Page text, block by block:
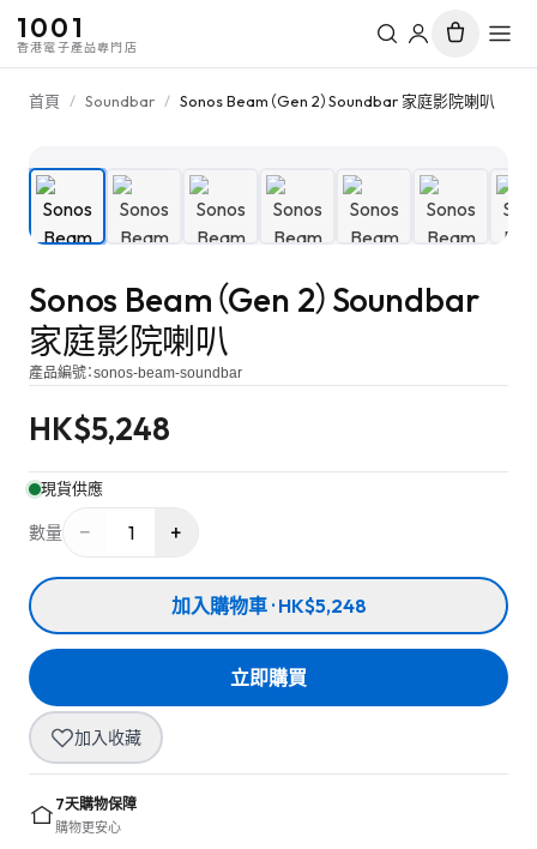
1001
香港電子產品專門店
首頁 / Soundbar / Sonos Beam（Gen 2）Soundbar 家庭影院喇叭
Sonos Beam（Gen 2）Soundbar
家庭影院喇叭
產品編號：sonos-beam-soundbar
HK$5,248
現貨供應
數量 − 1 +
加入購物車 · HK$5,248
立即購買
加入收藏
7天購物保障
購物更安心